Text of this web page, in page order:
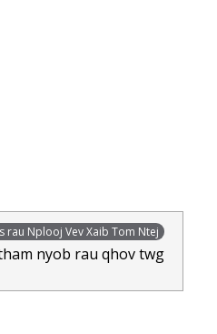
rau Nplooj Vev Xaib Tom Ntej
nyob rau qhov twg